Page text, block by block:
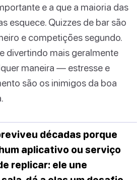
e a que a maioria das
esquece. Quizzes de bar são
e competições segundo.
divertindo mais geralmente
maneira — estresse e
são os inimigos da boa
décadas porque
aplicativo ou serviço
replicar: ele une